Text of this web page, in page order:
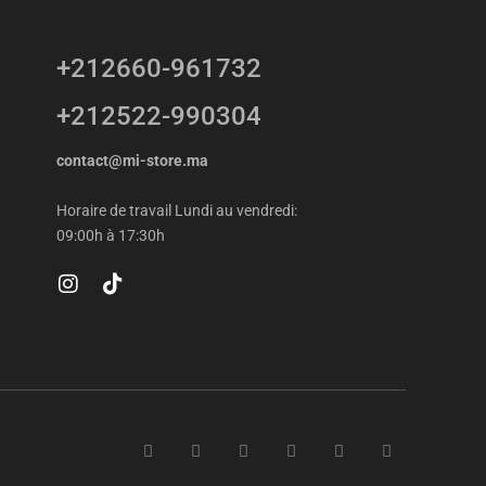
+212660-961732
+212522-990304
contact@mi-store.ma
Horaire de travail Lundi au vendredi:
09:00h à 17:30h